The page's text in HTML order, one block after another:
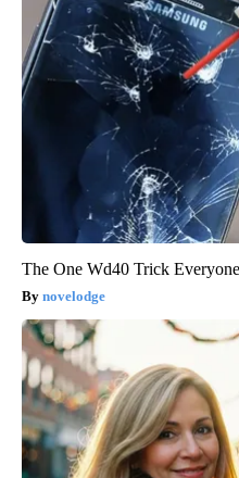
The One Wd40 Trick
novelodge